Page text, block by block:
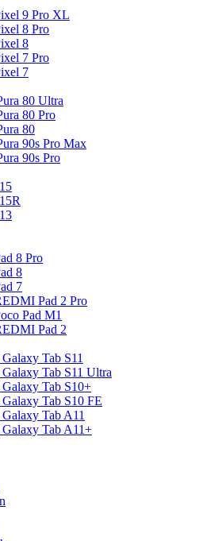
9 Pro XL
8 Pro
8
7 Pro
7
80 Ultra
80 Pro
80
90s Pro Max
90s Pro
8 Pro
8
7
Pad 2 Pro
Pad M1
Pad 2
Tab S11
Galaxy Tab S11 Ultra
Galaxy Tab S10+
Galaxy Tab S10 FE
Galaxy Tab A11
Galaxy Tab A11+